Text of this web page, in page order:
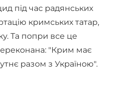
під час радянських
кримських татар,
Та попри все це
"Крим має
разом з Україною".